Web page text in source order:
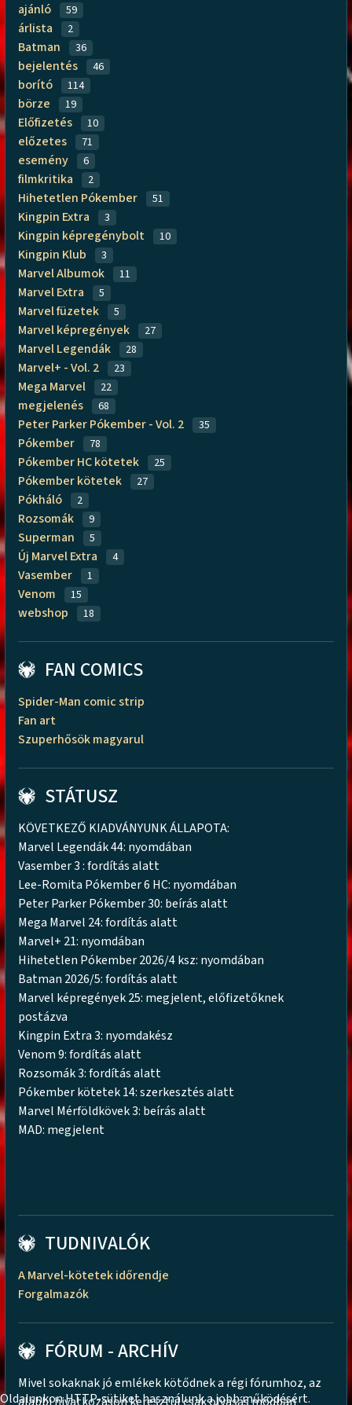
ajánló 59
árlista 2
Batman 36
bejelentés 46
borító 114
börze 19
Előfizetés 10
előzetes 71
esemény 6
filmkritika 2
Hihetetlen Pókember 51
Kingpin Extra 3
Kingpin képregénybolt 10
Kingpin Klub 3
Marvel Albumok 11
Marvel Extra 5
Marvel füzetek 5
Marvel képregények 27
Marvel Legendák 28
Marvel+ - Vol. 2 23
Mega Marvel 22
megjelenés 68
Peter Parker Pókember - Vol. 2 35
Pókember 78
Pókember HC kötetek 25
Pókember kötetek 27
Pókháló 2
Rozsomák 9
Superman 5
Új Marvel Extra 4
Vasember 1
Venom 15
webshop 18
FAN COMICS
Spider-Man comic strip
Fan art
Szuperhősök magyarul
STÁTUSZ
KÖVETKEZŐ KIADVÁNYUNK ÁLLAPOTA:
Marvel Legendák 44: nyomdában
Vasember 3 : fordítás alatt
Lee-Romita Pókember 6 HC: nyomdában
Peter Parker Pókember 30: beírás alatt
Mega Marvel 24: fordítás alatt
Marvel+ 21: nyomdában
Hihetetlen Pókember 2026/4 ksz: nyomdában
Batman 2026/5: fordítás alatt
Marvel képregények 25: megjelent, előfizetőknek
postázva
Kingpin Extra 3: nyomdakész
Venom 9: fordítás alatt
Rozsomák 3: fordítás alatt
Pókember kötetek 14: szerkesztés alatt
Marvel Mérföldkövek 3: beírás alatt
MAD: megjelent
TUDNIVALÓK
A Marvel-kötetek időrendje
Forgalmazók
FÓRUM - ARCHÍV
Mivel sokaknak jó emlékek kötődnek a régi fórumhoz, az
Oldalunkon HTTP-sütiket használunk a jobb működésért.